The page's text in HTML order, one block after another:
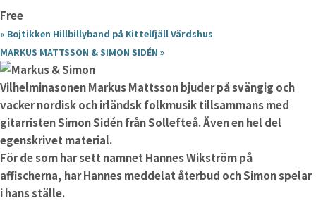
Free
« Bojtikken Hillbillyband på Kittelfjäll Värdshus
MARKUS MATTSSON & SIMON SIDÉN »
Vilhelminasonen Markus Mattsson bjuder på svängig och
vacker nordisk och irländsk folkmusik tillsammans med
gitarristen Simon Sidén från Sollefteå. Även en hel del
egenskrivet material.
För de som har sett namnet Hannes Wikström på
affischerna, har Hannes meddelat återbud och Simon spelar
i hans ställe.